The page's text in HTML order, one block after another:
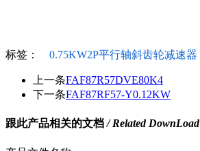
标签： 0.75KW2P平行轴斜齿轮减速器
上一条FAF87R57DVE80K4
下一条FAF87RF57-Y0.12KW
跟此产品相关的文档/ Related DownLoad